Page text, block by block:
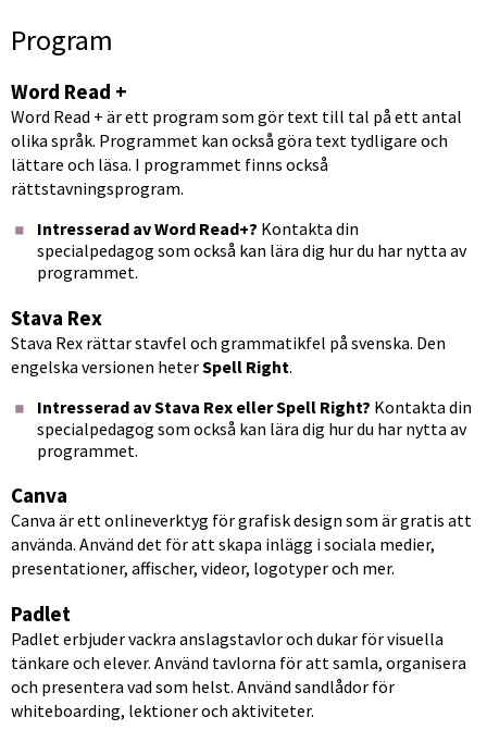
Program
Word Read +
Word Read + är ett program som gör text till tal på ett antal
olika språk. Programmet kan också göra text tydligare och
lättare och läsa. I programmet finns också
rättstavningsprogram.
Intresserad av Word Read+? Kontakta din
specialpedagog som också kan lära dig hur du har nytta av
programmet.
Stava Rex
Stava Rex rättar stavfel och grammatikfel på svenska. Den
engelska versionen heter Spell Right.
Intresserad av Stava Rex eller Spell Right? Kontakta din
specialpedagog som också kan lära dig hur du har nytta av
programmet.
Canva
Canva är ett onlineverktyg för grafisk design som är gratis att
använda. Använd det för att skapa inlägg i sociala medier,
presentationer, affischer, videor, logotyper och mer.
Padlet
Padlet erbjuder vackra anslagstavlor och dukar för visuella
tänkare och elever. Använd tavlorna för att samla, organisera
och presentera vad som helst. Använd sandlådor för
whiteboarding, lektioner och aktiviteter.